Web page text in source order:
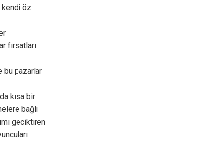
kendi öz
fırsatları
bu pazarlar
kısa bir
bağlı
geciktiren